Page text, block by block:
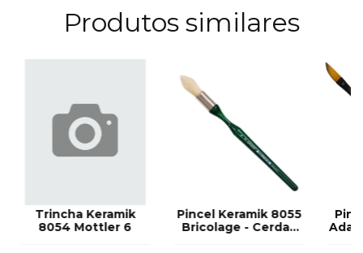
Produtos similares
Trincha Keramik
8054 Mottler 6
Pincel Keramik 8055
Bricolage - Cerdas